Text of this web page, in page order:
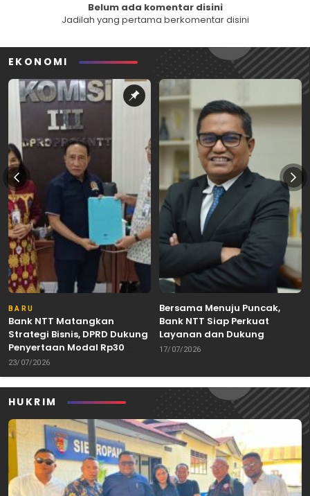
Belum ada komentar disini
Jadilah yang pertama berkomentar disini
EKONOMI
BARU
Bank NTT Matangkan
Strategi Bisnis, DPRD Dukung
Penyertaan Modal Rp30
Miliar
23/07/2026
Bersama Menuju Puncak,
Bank NTT Siap Perkuat
Layanan dan Dukung
Pertumbuhan Ekonomi NTT
17/07/2026
HUKRIM